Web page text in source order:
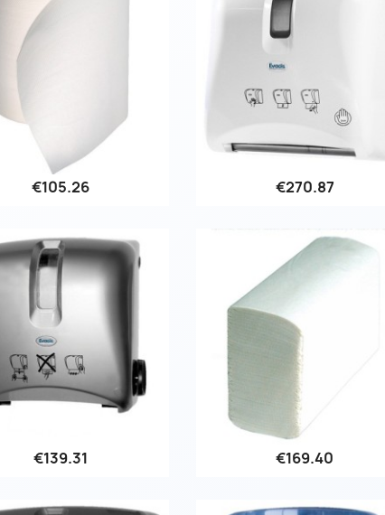
Quick view
€105.26 Quick view
€270.87
Quick view
€139.31 Quick view
€169.40